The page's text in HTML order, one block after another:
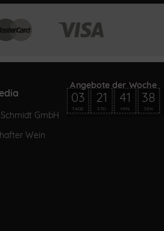
GmbH
Wein
03
TAGE
21
STD
41
MIN
38
SEK